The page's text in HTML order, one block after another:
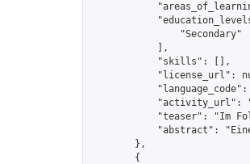
                "Secondary"
            ],
            "skills": [],
"license_url":
"language_code":
"activity_url":
"teaser": "Im
"abstract":
        },
        {